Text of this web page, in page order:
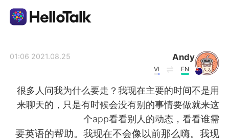
العربية
Andy
EN
VI
2021.08.25 01:06
很多人问我为什么要走？我现在主要的时间不是用
来聊天的，只是有时候会没有别的事情要做就来这
个app看看别人的动态，看看谁需
要英语的帮助。我现在不会像以前那么嗨。我现